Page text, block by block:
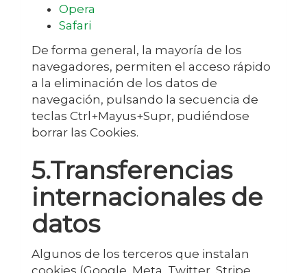
Opera
Safari
De forma general, la mayoría de los
navegadores, permiten el acceso rápido
a la eliminación de los datos de
navegación, pulsando la secuencia de
teclas Ctrl+Mayus+Supr, pudiéndose
borrar las Cookies.
5.Transferencias
internacionales de
datos
Algunos de los terceros que instalan
cookies (Google, Meta, Twitter, Stripe,